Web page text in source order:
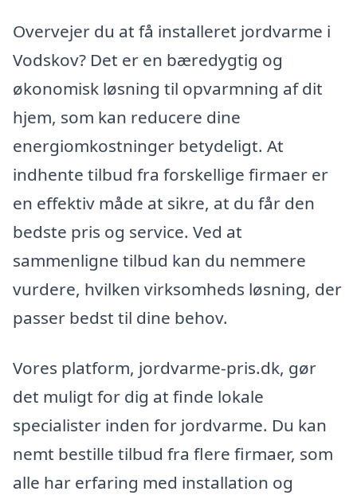
Overvejer du at få installeret jordvarme i
Vodskov? Det er en bæredygtig og
økonomisk løsning til opvarmning af dit
hjem, som kan reducere dine
energiomkostninger betydeligt. At
indhente tilbud fra forskellige firmaer er
en effektiv måde at sikre, at du får den
bedste pris og service. Ved at
sammenligne tilbud kan du nemmere
vurdere, hvilken virksomheds løsning, der
passer bedst til dine behov.
Vores platform, jordvarme-pris.dk, gør
det muligt for dig at finde lokale
specialister inden for jordvarme. Du kan
nemt bestille tilbud fra flere firmaer, som
alle har erfaring med installation og